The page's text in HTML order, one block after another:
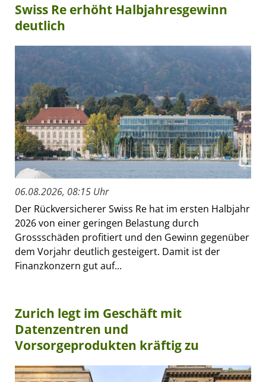
Swiss Re erhöht Halbjahresgewinn
deutlich
06.08.2026, 08:15 Uhr
Der Rückversicherer Swiss Re hat im ersten Halbjahr
2026 von einer geringen Belastung durch
Grossschäden profitiert und den Gewinn gegenüber
dem Vorjahr deutlich gesteigert. Damit ist der
Finanzkonzern gut auf...
Zurich legt im Geschäft mit
Datenzentren und
Vorsorgeprodukten kräftig zu